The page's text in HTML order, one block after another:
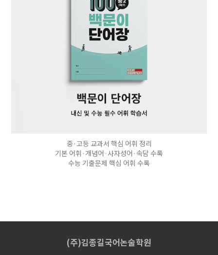
중·고등 교과서 핵심 어휘 정리
기본 어휘·개념어·사자성어·속담 수록
수능 기출문제 핵심 어휘 수록
(주)김종길국어논술학원